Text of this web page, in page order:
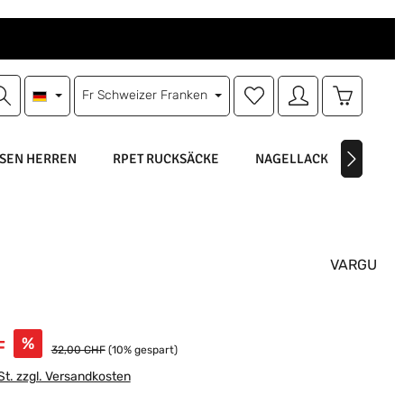
Fr Schweizer Franken
Du hast 0 Produkte auf
HERREN RPET RUCKSÄCKE NAGELLACK
VARGU
% Regulärer Preis:
32,00 CHF (10% gespart)
zzgl. Versandkosten